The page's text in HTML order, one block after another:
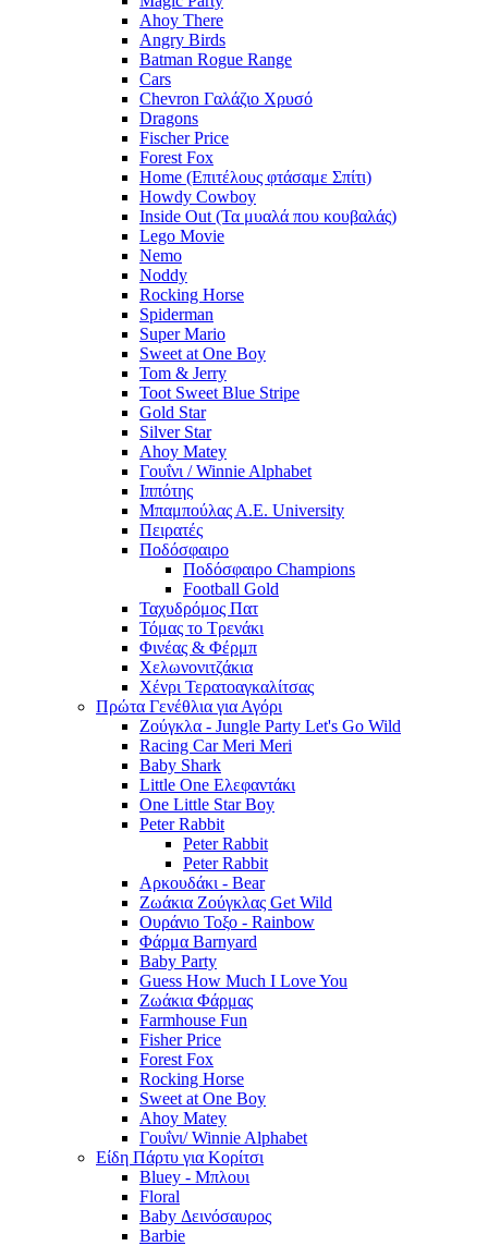
Ahoy There
Angry Birds
Batman Rogue Range
Cars
Chevron Γαλάζιο Χρυσό
Dragons
Fischer Price
Forest Fox
Home (Επιτέλους φτάσαμε Σπίτι)
Howdy Cowboy
Inside Out (Τα μυαλά που κουβαλάς)
Lego Movie
Nemo
Noddy
Rocking Horse
Spiderman
Super Mario
Sweet at One Boy
Tom & Jerry
Toot Sweet Blue Stripe
Gold Star
Silver Star
Ahoy Matey
Γουΐνι / Winnie Alphabet
Ιππότης
Μπαμπούλας Α.Ε. University
Πειρατές
Ποδόσφαιρο
Ποδόσφαιρο Champions
Football Gold
Ταχυδρόμος Πατ
Τόμας το Τρενάκι
Φινέας & Φέρμπ
Χελωνονιτζάκια
Χένρι Τερατοαγκαλίτσας
Πρώτα Γενέθλια για Αγόρι
Ζούγκλα - Jungle Party Let's Go Wild
Racing Car Meri Meri
Baby Shark
Little One Ελεφαντάκι
One Little Star Boy
Peter Rabbit
Peter Rabbit
Peter Rabbit
Αρκουδάκι - Bear
Ζωάκια Ζούγκλας Get Wild
Ουράνιο Τοξο - Rainbow
Φάρμα Barnyard
Baby Party
Guess How Much I Love You
Ζωάκια Φάρμας
Farmhouse Fun
Fisher Price
Forest Fox
Rocking Horse
Sweet at One Boy
Ahoy Matey
Γουΐνι/ Winnie Alphabet
Είδη Πάρτυ για Κορίτσι
Bluey - Μπλουι
Floral
Baby Δεινόσαυρος
Barbie